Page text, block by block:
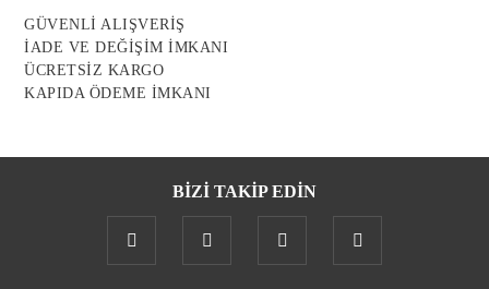
Bu ürüne benzer farklı alternatifler olmalı.
Gönder
GÜVENLİ ALIŞVERİŞ
İADE VE DEĞİŞİM İMKANI
ÜCRETSİZ KARGO
KAPIDA ÖDEME İMKANI
BİZİ TAKİP EDİN